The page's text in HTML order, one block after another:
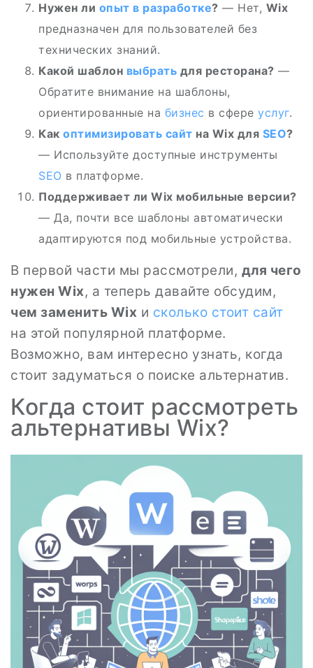
Нужен ли опыт в разработке? — Нет, Wix
предназначен для пользователей без
технических знаний.
Какой шаблон выбрать для ресторана? —
Обратите внимание на шаблоны,
ориентированные на бизнес в сфере услуг.
Как оптимизировать сайт на Wix для SEO?
— Используйте доступные инструменты
SEO в платформе.
Поддерживает ли Wix мобильные версии?
— Да, почти все шаблоны автоматически
адаптируются под мобильные устройства.
В первой части мы рассмотрели, для чего
нужен Wix, а теперь давайте обсудим,
чем заменить Wix и сколько стоит сайт
на этой популярной платформе.
Возможно, вам интересно узнать, когда
стоит задуматься о поиске альтернатив.
Когда стоит рассмотреть
альтернативы Wix?